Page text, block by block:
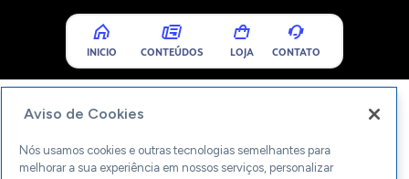
INICIO CONTEÚDOS LOJA CONTATO
Aviso de Cookies
Nós usamos cookies e outras tecnologias semelhantes para
melhorar a sua experiência em nossos serviços, personalizar